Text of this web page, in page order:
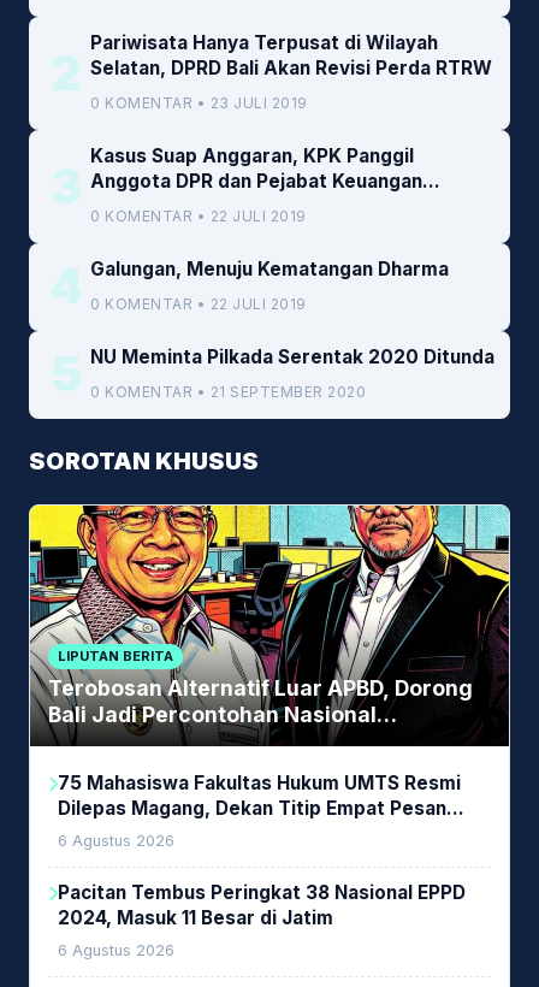
2
Pariwisata Hanya Terpusat di Wilayah
Selatan, DPRD Bali Akan Revisi Perda RTRW
0 KOMENTAR • 23 JULI 2019
3
Kasus Suap Anggaran, KPK Panggil
Anggota DPR dan Pejabat Keuangan
Kemenkeu
0 KOMENTAR • 22 JULI 2019
4 Galungan, Menuju Kematangan Dharma
0 KOMENTAR • 22 JULI 2019
5 NU Meminta Pilkada Serentak 2020 Ditunda
0 KOMENTAR • 21 SEPTEMBER 2020
SOROTAN KHUSUS
LIPUTAN BERITA
Terobosan Alternatif Luar APBD, Dorong
Bali Jadi Percontohan Nasional
Pembiayaan Daerah
75 Mahasiswa Fakultas Hukum UMTS Resmi
Dilepas Magang, Dekan Titip Empat Pesan
Penting
6 Agustus 2026
Pacitan Tembus Peringkat 38 Nasional EPPD
2024, Masuk 11 Besar di Jatim
6 Agustus 2026